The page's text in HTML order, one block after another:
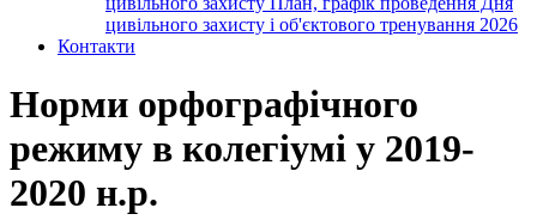
цивільного захисту і об'єктового тренування 2026
Контакти
Норми орфографічного
режиму в колегіумі у 2019-
2020 н.р.